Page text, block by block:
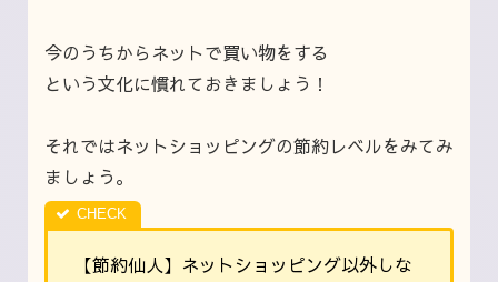
今のうちからネットで買い物をする
という文化に慣れておきましょう！
それではネットショッピングの節約レベルをみてみ
ましょう。
【節約仙人】ネットショッピング以外しな